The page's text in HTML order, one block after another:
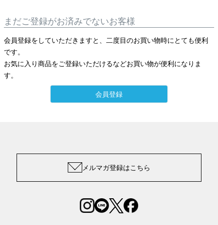
まだご登録がお済みでないお客様
会員登録をしていただきますと、二度目のお買い物時にとても便利
です。
お気に入り商品をご登録いただけるなどお買い物が便利になりま
す。
会員登録
メルマガ登録はこちら